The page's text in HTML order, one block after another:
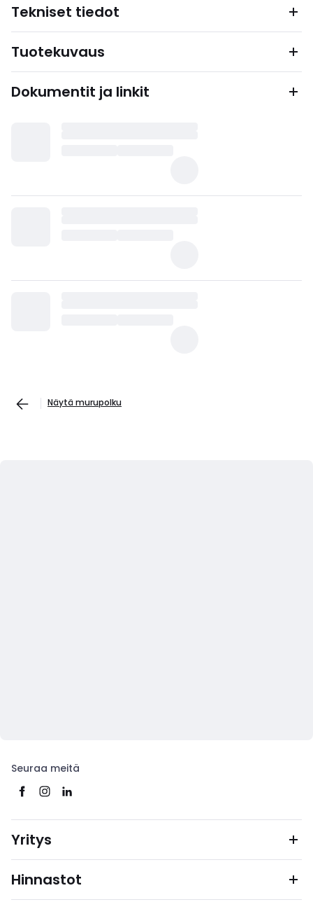
Tekniset tiedot
Tuotekuvaus
Dokumentit ja linkit
Näytä murupolku
Seuraa meitä
Yritys
Hinnastot